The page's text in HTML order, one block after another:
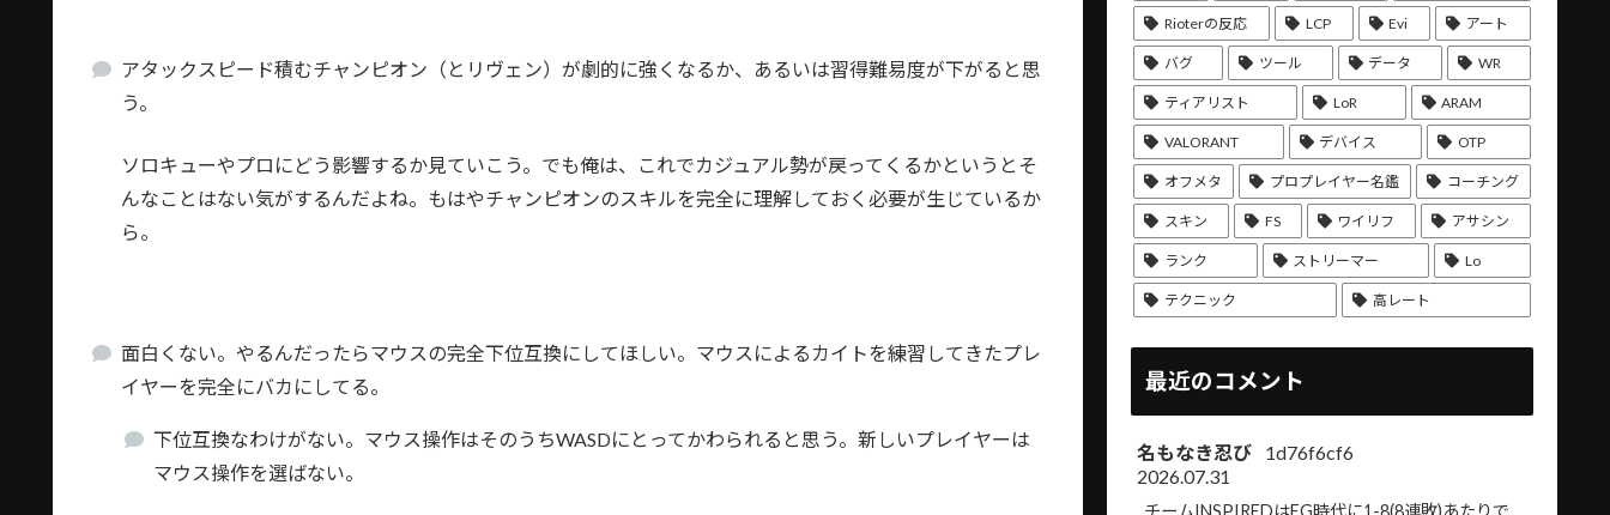
アタックスピード積むチャンピオン（とリヴェン）が劇的に強くなるか、あるいは習得難易度が下がると思
う。
ソロキューやプロにどう影響するか見ていこう。でも俺は、これでカジュアル勢が戻ってくるかというとそ
んなことはない気がするんだよね。もはやチャンピオンのスキルを完全に理解しておく必要が生じているか
ら。
面白くない。やるんだったらマウスの完全下位互換にしてほしい。マウスによるカイトを練習してきたプレ
イヤーを完全にバカにしてる。
下位互換なわけがない。マウス操作はそのうちWASDにとってかわられると思う。新しいプレイヤーは
マウス操作を選ばない。
Rioterの反応 LCP Evi アート
バグ ツール データ WR
ティアリスト LoR ARAM
VALORANT デバイス OTP
オフメタ プロプレイヤー名鑑 コーチング
スキン FS ワイリフ アサシン
ランク ストリーマー Lo
テクニック 高レート
最近のコメント
名もなき忍び
1d76f6cf6
2026.07.31
チームINSPIREDはEG時代に1-8(8連敗)あたりで